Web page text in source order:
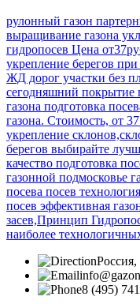
рулонный газон
выращивание газона
гидропосев Цена
укрепление берегов при
ЖД дорог участки без
сегодняшний покрытие
газона подготовка
газона. Стоимость, от
укрепление
берегов выбирайте
качество подготовка
газонной подмосковье
посева посев
посев эффективная
засев,Принцип
наиболее
8 (495)